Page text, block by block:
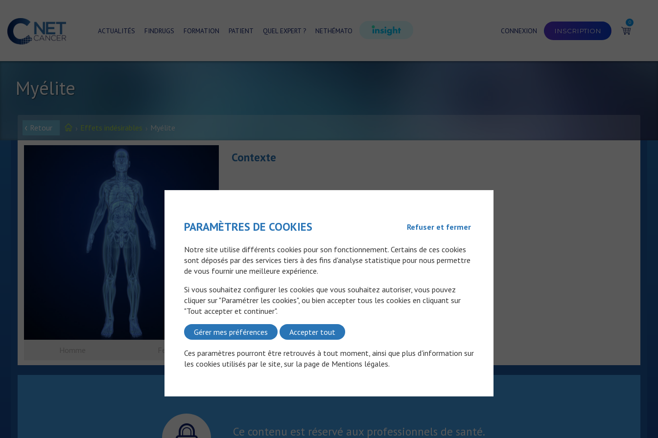
ACTUALITÉS FINDRUGS FORMATION PATIENT QUEL EXPERT ? NETHÉMATO CONNEXION INSCRIPTION
0
Myélite
Retour Effets indésirables Myélite
Contexte
Ce contenu est réservé aux professionnels de santé.
Refuser et fermer
PARAMÈTRES DE COOKIES
Notre site utilise différents cookies pour son fonctionnement. Certains de ces cookies
sont déposés par des services tiers à des fins d'analyse statistique pour nous permettre
de vous fournir une meilleure expérience.
Si vous souhaitez configurer les cookies que vous souhaitez autoriser, vous pouvez
cliquer sur "Paramétrer les cookies", ou bien accepter tous les cookies en cliquant sur
"Tout accepter et continuer".
Gérer mes préférences Accepter tout
Ces paramètres pourront être retrouvés à tout moment, ainsi que plus d'information sur
les cookies utilisés par le site, sur la page de Mentions légales.